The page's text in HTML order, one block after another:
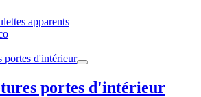
apparents
portes d'intérieur
portes d'intérieur